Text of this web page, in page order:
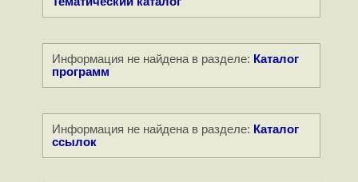
Информация не найдена в разделе: Каталог
программ
Информация не найдена в разделе: Каталог
ссылок